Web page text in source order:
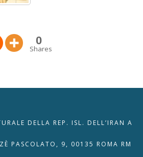
0
Shares
DELLA REP. ISL. DELL’IRAN A
PASCOLATO, 9, 00135 ROMA RM
🇮🇹 🇬🇧